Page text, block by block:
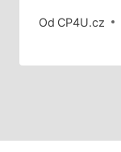
Od CP4U.cz